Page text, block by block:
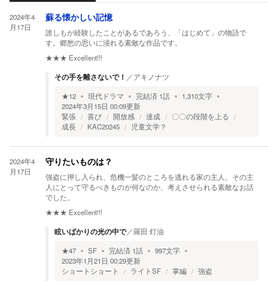
2024年4
月17日
蘇る懐かしい記憶
誰しもが経験したことがあるであろう、「はじめて」の物語で
す。郷愁の思いに浸れる素敵な作品です。
★★★ Excellent!!!
その手を離さないで！ ／アキノナツ
★12 現代ドラマ 完結済 1話 1,310文字
2024年3月15日 00:09更新
緊張
喜び 開放感 達成
〇〇の段階を上る
成長
KAC20245 児童文学？
2024年4
月17日
守りたいものは？
強盗に押し入られ、危機一髪のところを逃れる家の主人。その主
人にとって守るべきものが何なのか、考えさせられる素敵なお話
でした。
★★★ Excellent!!!
眩いばかりの光の中で／羅田 灯油
★47 SF 完結済 1話 997文字
2023年1月21日 00:29更新
ショートショート
ライトSF 掌編 強盗